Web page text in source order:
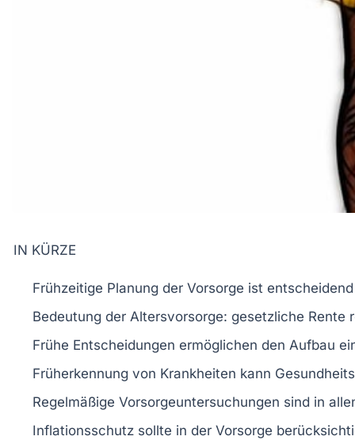
IN KÜRZE
Frühzeitige Planung der Vorsorge ist
Bedeutung der Altersvorsorge: gesetzliche Rente
Frühe Entscheidungen ermöglichen den Aufbau
Früherkennung von Krankheiten kann
Regelmäßige Vorsorgeuntersuchungen sind in
Inflationsschutz sollte in der Vorsorge